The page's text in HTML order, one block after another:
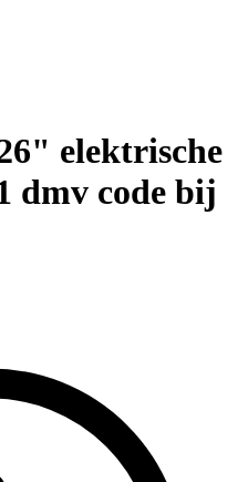
elektrische
dmv code bij